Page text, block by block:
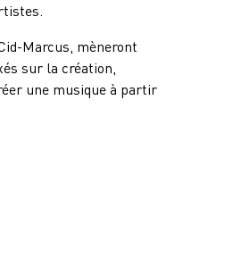
Marcus, mèneront
sur la création,
une musique à partir